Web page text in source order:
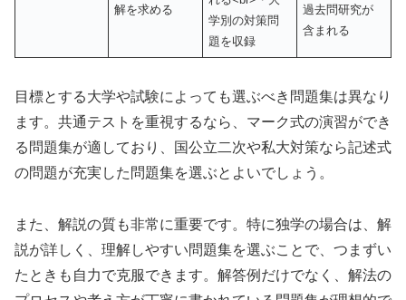
解を求める
学別の対策問
題を収録
過去問研究が
含まれる
目標とする大学や試験によっても選ぶべき問題集は異なり
ます。共通テストを重視するなら、マーク式の演習ができ
る問題集が適しており、国公立二次や私大対策なら記述式
の問題が充実した問題集を選ぶとよいでしょう。
また、解説の質も非常に重要です。特に独学の場合は、解
説が詳しく、理解しやすい問題集を選ぶことで、つまずい
たときも自力で克服できます。解答例だけでなく、解法の